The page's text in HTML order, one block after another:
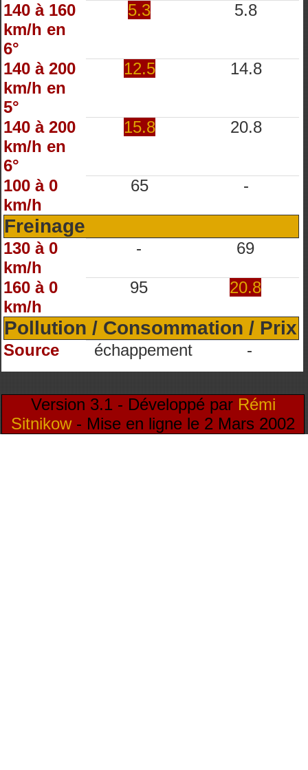
140 à 160
km/h en
6°
5.3 5.8
140 à 200
km/h en
5°
12.5 14.8
140 à 200
km/h en
6°
15.8 20.8
100 à 0
km/h
65 -
Freinage
130 à 0
km/h
- 69
160 à 0
km/h
95 20.8
Pollution / Consommation / Prix
Source échappement -
Version 3.1 - Développé par Rémi
Sitnikow- Mise en ligne le 2 Mars 2002